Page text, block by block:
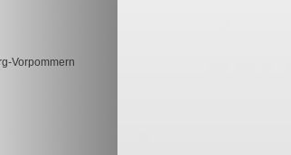
Vorpommern